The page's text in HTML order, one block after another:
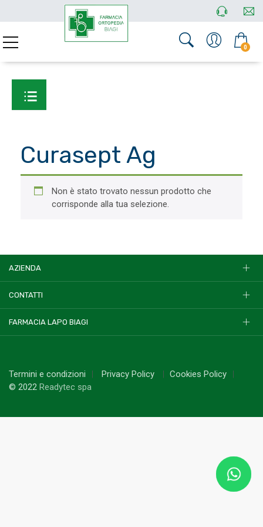
0
Curasept Ag
Non è stato trovato nessun prodotto che
corrisponde alla tua selezione.
AZIENDA
CONTATTI
FARMACIA LAPO BIAGI
Termini e condizioni Privacy Policy
Cookies Policy
© 2022 Readytec spa